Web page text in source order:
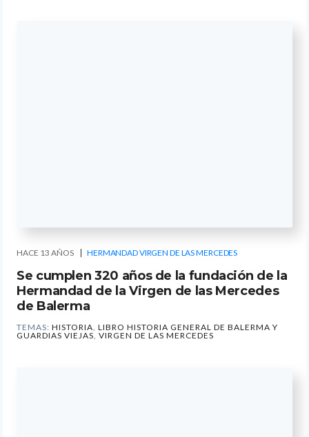
HACE 13 AÑOS HERMANDAD VIRGEN DE LAS MERCEDES
Se cumplen 320 años de la fundación de la
Hermandad de la Virgen de las Mercedes
de Balerma
TEMAS: HISTORIA, LIBRO HISTORIA GENERAL DE BALERMA Y
GUARDIAS VIEJAS, VIRGEN DE LAS MERCEDES